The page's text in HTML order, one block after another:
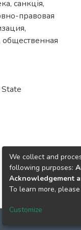
, санкція,
правовая
,
общественная
We collect and
following purposes:
Acknowledgement
To learn more,
Customize